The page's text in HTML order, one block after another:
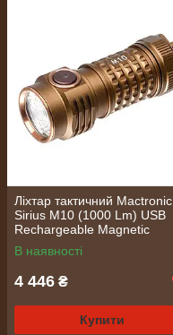
Ліхтар тактичний Mactronic
Sirius M10 (1000 Lm) USB
Rechargeable Magnetic
(THH0171)
В наявності
4 446 ₴
Купити